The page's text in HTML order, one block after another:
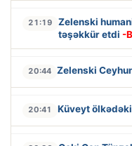
21:19
Zelenski
təşəkkür etdi -
20:44 Zelenski
20:41 Küveyt